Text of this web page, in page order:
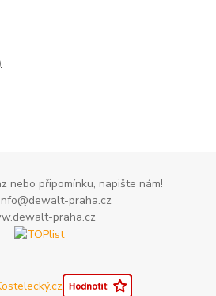
nebo připomínku, napište nám!
praha.cz
praha.cz